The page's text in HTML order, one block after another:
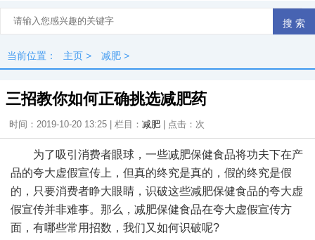
当前位置： 主页 > 减肥 >
三招教你如何正确挑选减肥药
时间：2019-10-20 13:25 | 栏目： 减肥 | 点击： 次
为了吸引消费者眼球，一些减肥保健食品将功夫下在产
品的夸大虚假宣传上，但真的终究是真的，假的终究是假
的，只要消费者睁大眼睛，识破这些减肥保健食品的夸大虚
假宣传并非难事。那么，减肥保健食品在夸大虚假宣传方
面，有哪些常用招数，我们又如何识破呢?